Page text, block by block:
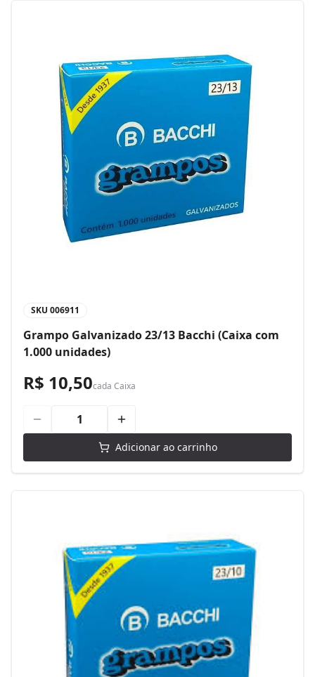
SKU 006911
Grampo Galvanizado 23/13 Bacchi (Caixa com
1.000 unidades)
R$ 10,50cada Caixa
Adicionar ao carrinho